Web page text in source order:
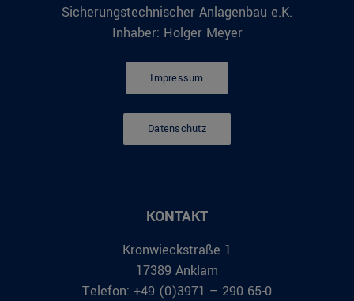
Sicherungstechnischer Anlagenbau e.K.
Inhaber: Holger Meyer
Impressum
Datenschutz
KONTAKT
Kronwieckstraße 1
17389 Anklam
Telefon: +49 (0)3971 – 290 65-0